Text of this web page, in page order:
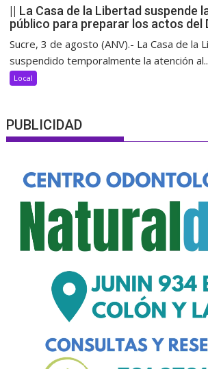
|| La Casa de la Libertad suspende
público para preparar los actos del
Sucre, 3 de agosto (ANV).- La Casa de la
suspendido temporalmente la atención
Local
PUBLICIDAD